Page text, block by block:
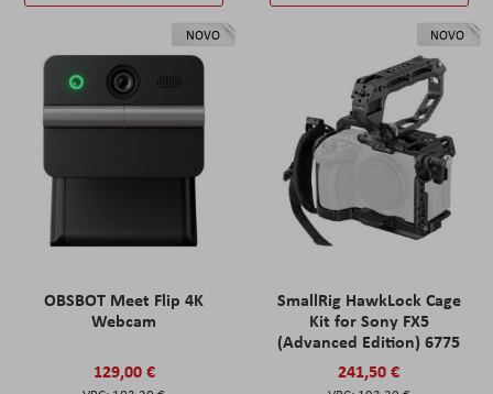
NOVO
OBSBOT Meet Flip 4K
Webcam
129,00 €
NOVO
SmallRig HawkLock Cage
Kit for Sony FX5
(Advanced Edition) 6775
241,50 €